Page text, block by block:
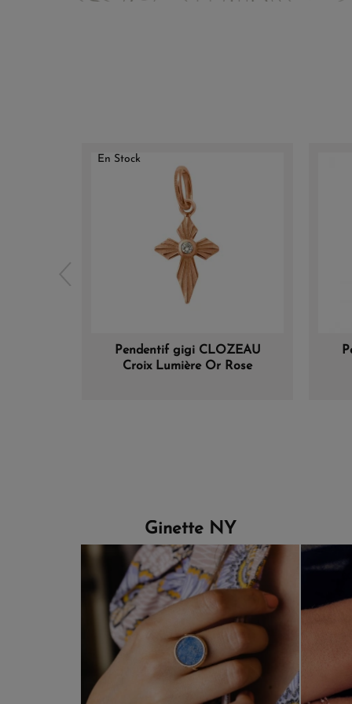
En Stock
Pendentif gigi CLOZEAU
Croix Lumière Or Rose
Ginette NY